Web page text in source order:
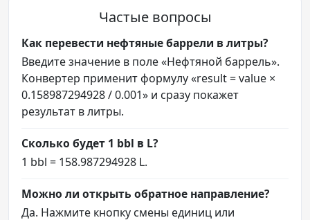
Частые вопросы
Как перевести нефтяные баррели в литры?
Введите значение в поле «Нефтяной баррель».
Конвертер применит формулу «result = value ×
0.158987294928 / 0.001» и сразу покажет
результат в литры.
Сколько будет 1 bbl в L?
1 bbl = 158.987294928 L.
Можно ли открыть обратное направление?
Да. Нажмите кнопку смены единиц или